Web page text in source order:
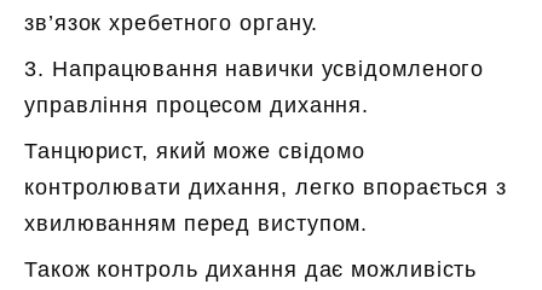
зв’язок хребетного органу.
3. Напрацювання навички усвідомленого
управління процесом дихання.
Танцюрист, який може свідомо
контролювати дихання, легко впорається з
хвилюванням перед виступом.
Також контроль дихання дає можливість